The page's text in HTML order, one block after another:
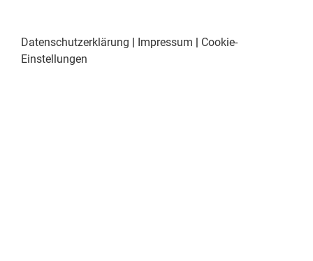
Datenschutzerklärung | Impressum | Cookie-
Einstellungen